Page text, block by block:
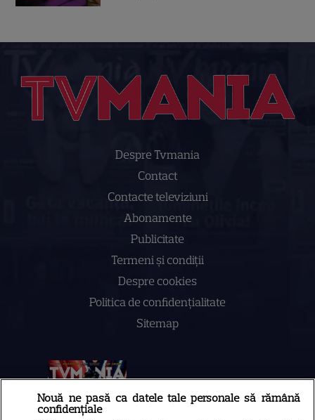
Despre Tvmania
Contact
Contacte televiziuni
Abonamente
Publicitate
Termeni și condiții
Despre cookies
Politica de confidenţialitate
Sitemap
NUMĂRUL CURENT
Nouă ne pasă ca datele tale personale să rămână
confidențiale